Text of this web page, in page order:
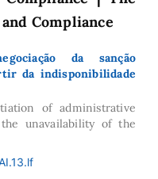
Compliance
da sanção
da indisponibilidade
of administrative
unavailability of the